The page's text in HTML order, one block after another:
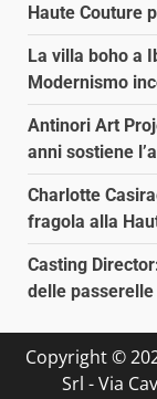
Haute Couture
La villa boho a
Modernismo
Antinori Art
anni sostiene
Charlotte
fragola alla
Casting
delle passerelle
Copyright ©
Srl - Via